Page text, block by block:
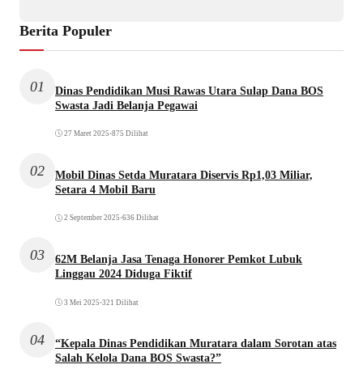
Berita Populer
01
Dinas Pendidikan Musi Rawas Utara Sulap Dana BOS
Swasta Jadi Belanja Pegawai
27 Maret 2025 •875 Dilihat
02
Mobil Dinas Setda Muratara Diservis Rp1,03 Miliar,
Setara 4 Mobil Baru
2 September 2025 •636 Dilihat
03
62M Belanja Jasa Tenaga Honorer Pemkot Lubuk
Linggau 2024 Diduga Fiktif
3 Mei 2025 •321 Dilihat
04
“Kepala Dinas Pendidikan Muratara dalam Sorotan atas
Salah Kelola Dana BOS Swasta?”